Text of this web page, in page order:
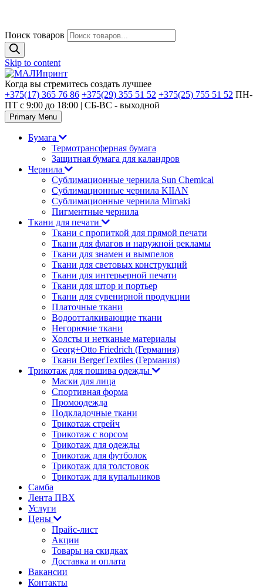
Поиск товаров
Skip to content
Когда вы стремитесь создать лучшее
+375(17) 365 76 86 +375(29) 355 51 52 +375(25) 755 51 52 ПН-
ПТ с 9:00 до 18:00 | CБ-ВС - выходной
Primary Menu
Бумага
Термотрансферная бумага
Защитная бумага для каландров
Чернила
Сублимационные чернила Sun Chemical
Сублимационные чернила KIIAN
Сублимационные чернила Mimaki
Пигментные чернила
Ткани для печати
Ткани с пропиткой для прямой печати
Ткани для флагов и наружной рекламы
Ткани для знамен и вымпелов
Ткани для световых конструкций
Ткани для интерьерной печати
Ткани для штор и портьер
Ткани для сувенирной продукции
Платочные ткани
Водоотталкивающие ткани
Негорючие ткани
Холсты и нетканые материалы
Georg+Otto Friedrich (Германия)
Ткани BergerTextiles (Германия)
Трикотаж для пошива одежды
Маски для лица
Спортивная форма
Промоодежда
Подкладочные ткани
Трикотаж стрейч
Трикотаж с ворсом
Трикотаж для одежды
Трикотаж для футболок
Трикотаж для толстовок
Трикотаж для купальников
Самба
Лента ПВХ
Услуги
Цены
Прайс-лист
Акции
Товары на скидках
Доставка и оплата
Вакансии
Контакты